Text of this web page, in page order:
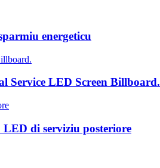
energeticu
Service LED Screen Billboard.
LED di serviziu posteriore